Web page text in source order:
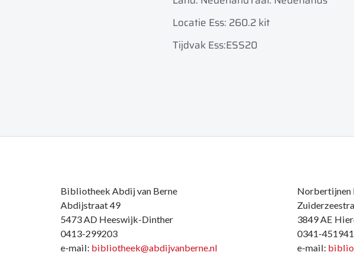
Locatie Ess: 260.2 kit
Tijdvak Ess:ESS20
Bibliotheek Abdij van Berne
Abdijstraat 49
5473 AD Heeswijk-Dinther
0413-299203
e-mail: bibliotheek@abdijvanberne.nl
Norbertijnen
3849 AE
0341-451941
e-mail: